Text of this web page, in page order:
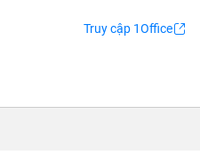
Truy cập 1Office